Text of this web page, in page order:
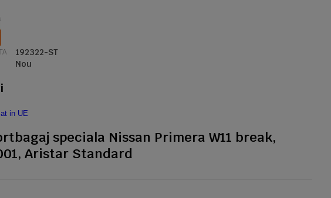
192322-ST
Nou
in UE
speciala Nissan Primera W11 break,
Aristar Standard